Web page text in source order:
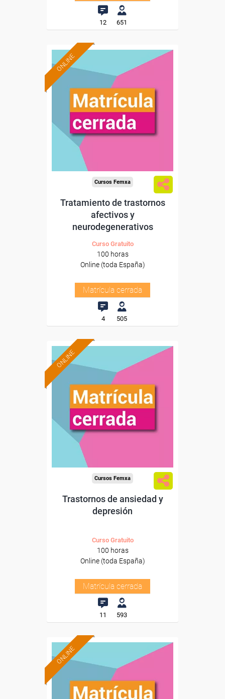
12 651
ONLINE
Cursos Femxa
Tratamiento de trastornos
afectivos y
neurodegenerativos
Curso Gratuito
100 horas
Online (toda España)
Matrícula cerrada
4 505
ONLINE
Cursos Femxa
Trastornos de ansiedad y
depresión
Curso Gratuito
100 horas
Online (toda España)
Matrícula cerrada
11 593
ONLINE